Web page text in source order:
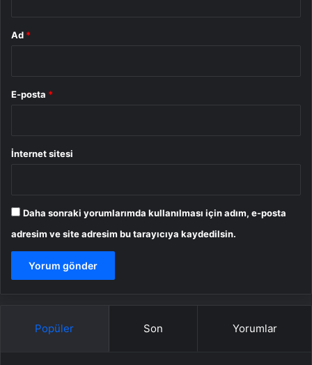
Ad *
E-posta *
İnternet sitesi
Daha sonraki yorumlarımda kullanılması için adım, e-posta
adresim ve site adresim bu tarayıcıya kaydedilsin.
Popüler Son Yorumlar